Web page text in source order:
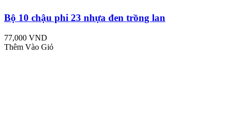
Bộ 10 chậu phi 23 nhựa đen trồng lan
77,000 VND
Thêm Vào Giỏ